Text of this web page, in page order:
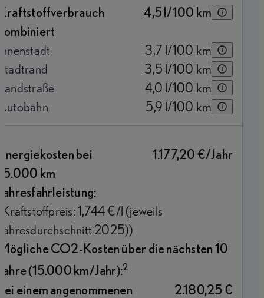
4,5l/100 km
3,7 l/100 km
3,5 l/100 km
4,0 l/100 km
5,9 l/100 km
bei
km
1.177,20 €/Jahr
1,744 €/l (jeweils
2025))
CO2-Kosten über die nächsten 10
(15.000 km/Jahr):2
einem angenommenen
2.180,25 €